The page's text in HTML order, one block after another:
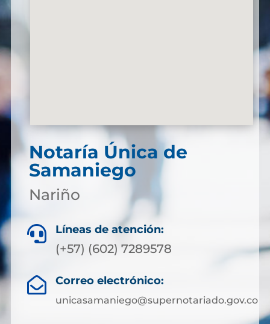
Notaría Única de
Samaniego
Nariño
 Líneas de atención:
(+57) (602) 7289578
 Correo electrónico:
unicasamaniego@supernotariado.gov.co